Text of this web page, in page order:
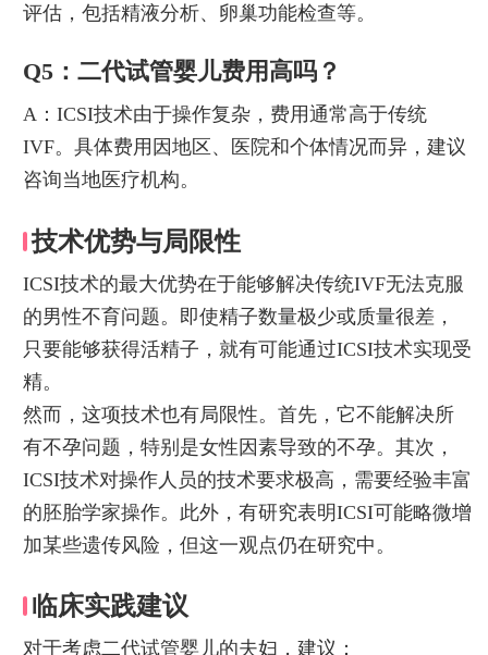
评估，包括精液分析、卵巢功能检查等。
Q5：二代试管婴儿费用高吗？
A：ICSI技术由于操作复杂，费用通常高于传统
IVF。具体费用因地区、医院和个体情况而异，建议
咨询当地医疗机构。
技术优势与局限性
ICSI技术的最大优势在于能够解决传统IVF无法克服
的男性不育问题。即使精子数量极少或质量很差，
只要能够获得活精子，就有可能通过ICSI技术实现受
精。
然而，这项技术也有局限性。首先，它不能解决所
有不孕问题，特别是女性因素导致的不孕。其次，
ICSI技术对操作人员的技术要求极高，需要经验丰富
的胚胎学家操作。此外，有研究表明ICSI可能略微增
加某些遗传风险，但这一观点仍在研究中。
临床实践建议
对于考虑二代试管婴儿的夫妇，建议：